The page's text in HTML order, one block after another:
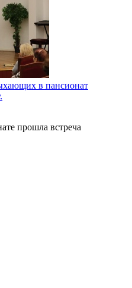
в пансионат
прошла встреча